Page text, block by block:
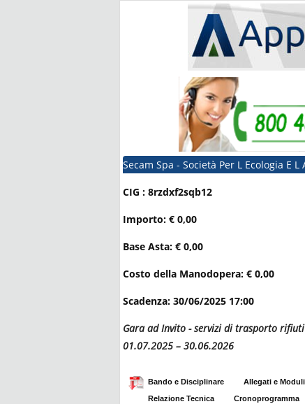
Secam Spa - Società Per L Ecologia E
CIG : 8rzdxf2sqb12
Importo: € 0,00
Base Asta: € 0,00
Costo della Manodopera: € 0,00
Scadenza: 30/06/2025 17:00
Gara ad Invito - servizi di trasporto
01.07.2025 – 30.06.2026
Bando e Disciplinare Allegati e
Relazione Tecnica
Cronoprogramma